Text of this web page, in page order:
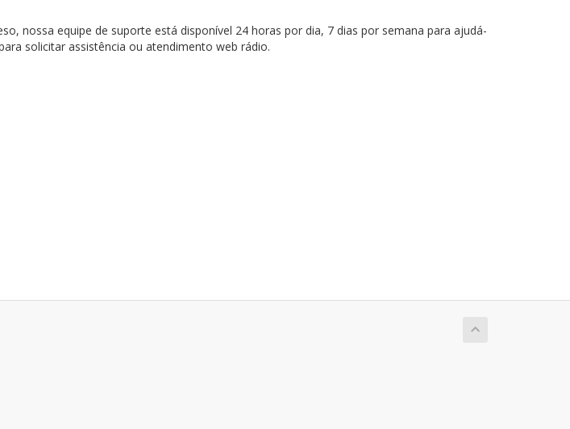
nossa equipe de suporte está disponível 24 horas por dia, 7 dias por semana para ajudá-
solicitar assistência ou atendimento web rádio.